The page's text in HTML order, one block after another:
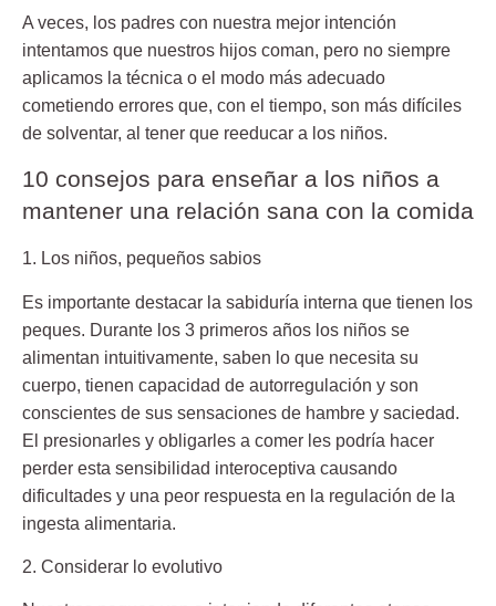
A veces, los padres con nuestra mejor intención
intentamos que nuestros hijos coman, pero no siempre
aplicamos la técnica o el modo más adecuado
cometiendo errores que, con el tiempo, son más difíciles
de solventar, al tener que reeducar a los niños.
10 consejos para enseñar a los niños a
mantener una relación sana con la comida
1. Los niños, pequeños sabios
Es importante destacar la sabiduría interna que tienen los
peques. Durante los 3 primeros años los niños se
alimentan intuitivamente, saben lo que necesita su
cuerpo, tienen capacidad de autorregulación y son
conscientes de sus sensaciones de hambre y saciedad.
El presionarles y obligarles a comer les podría hacer
perder esta sensibilidad interoceptiva causando
dificultades y una peor respuesta en la regulación de la
ingesta alimentaria.
2. Considerar lo evolutivo